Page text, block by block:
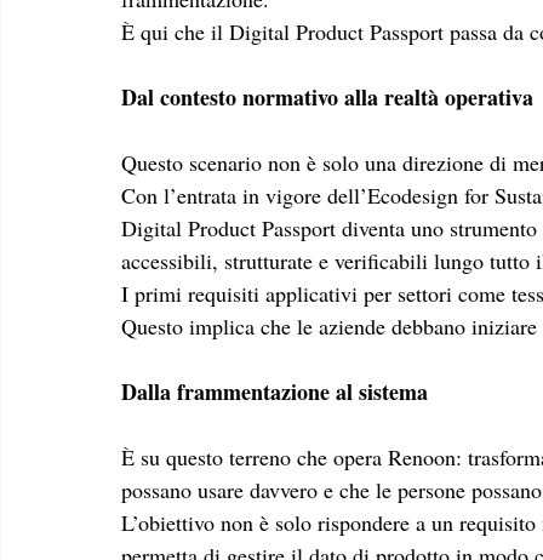
È qui che il Digital Product Passport passa da
Dal contesto normativo alla realtà operativa
Questo scenario non è solo una direzione di
Con l’entrata in vigore dell’Ecodesign for
Digital Product Passport diventa uno
accessibili, strutturate e verificabili lungo
I primi requisiti applicativi per settori come
Questo implica che le aziende debbano
Dalla frammentazione al sistema
È su questo terreno che opera Renoon:
possano usare davvero e che le persone
L’obiettivo non è solo rispondere a un